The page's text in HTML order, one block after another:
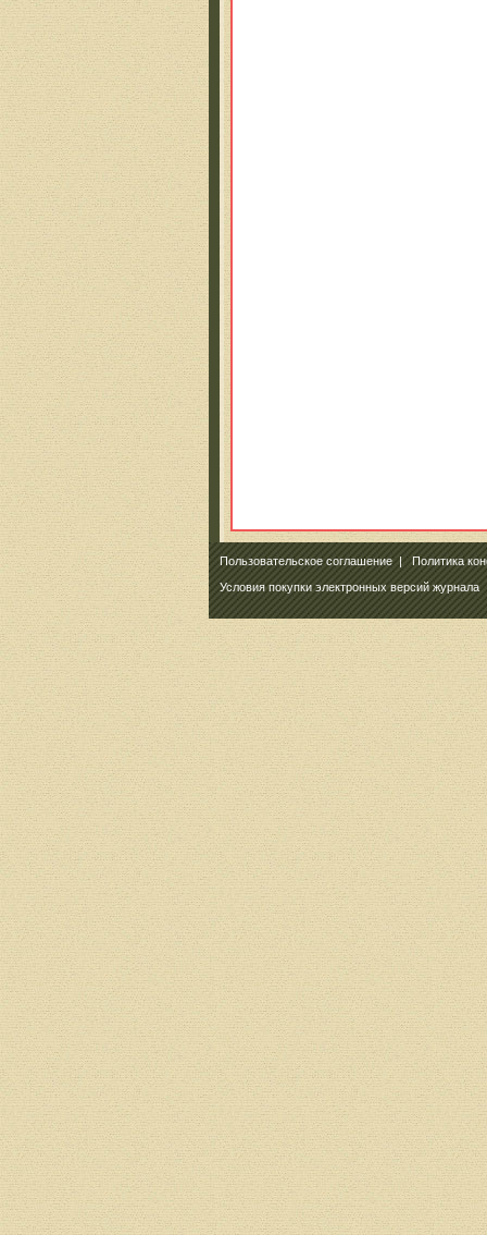
Пользовательское соглашение|Политика
Условия покупки электронных версий журнала